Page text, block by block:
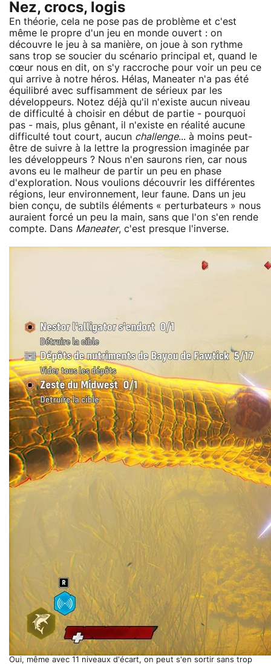
Nez, crocs, logis
En théorie, cela ne pose pas de problème et c'est
même le propre d'un jeu en monde ouvert : on
découvre le jeu à sa manière, on joue à son rythme
sans trop se soucier du scénario principal et, quand le
cœur nous en dit, on s'y raccroche pour voir un peu ce
qui arrive à notre héros. Hélas, Maneater n'a pas été
équilibré avec suffisamment de sérieux par les
développeurs. Notez déjà qu'il n'existe aucun niveau
de difficulté à choisir en début de partie - pourquoi
pas - mais, plus gênant, il n'existe en réalité aucune
difficulté tout court, aucun challenge... à moins peut-
être de suivre à la lettre la progression imaginée par
les développeurs ? Nous n'en saurons rien, car nous
avons eu le malheur de partir un peu en phase
d'exploration. Nous voulions découvrir les différentes
régions, leur environnement, leur faune. Dans un jeu
bien conçu, de subtils éléments « perturbateurs » nous
auraient forcé un peu la main, sans que l'on s'en rende
compte. Dans Maneater, c'est presque l'inverse.
Oui, même avec 11 niveaux d'écart, on peut s'en sortir sans trop